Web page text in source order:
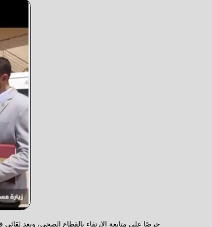
حرصًا على متابعة الارتقاء بالقطاع الصحي، وبعد لقائي